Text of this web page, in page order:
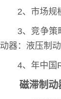
2、市场规
3、竞争策
动器：液压制
4、年中国
磁滞制动